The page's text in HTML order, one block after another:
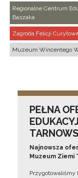
Regionalne Centrum
Baszaka
Zagroda Felicji
Muzeum Wincentego
PEŁNA
Najnowsza
Muzeum Ziemi
Przygotowaliśmy